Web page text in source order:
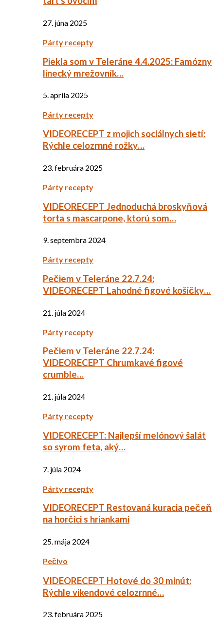
27. júna 2025
Párty recepty
Piekla som v Teleráne 4.4.2025: Famózny
linecký mrežovník…
5. apríla 2025
Párty recepty
VIDEORECEPT z mojich sociálnych sietí:
Rýchle celozrnné rožky…
23. februára 2025
Párty recepty
VIDEORECEPT Jednoduchá broskyňová
torta s mascarpone, ktorú som…
9. septembra 2024
Párty recepty
Pečiem v Teleráne 22.7.24:
VIDEORECEPT Lahodné figové košíčky…
21. júla 2024
Párty recepty
Pečiem v Teleráne 22.7.24:
VIDEORECEPT Chrumkavé figové
crumble…
21. júla 2024
Párty recepty
VIDEORECEPT: Najlepší melónový šalát
so syrom feta, aký…
7. júla 2024
Párty recepty
VIDEORECEPT Restovaná kuracia pečeň
na horčici s hriankami
25. mája 2024
Pečivo
VIDEORECEPT Hotové do 30 minút:
Rýchle vikendové celozrnné…
23. februára 2025